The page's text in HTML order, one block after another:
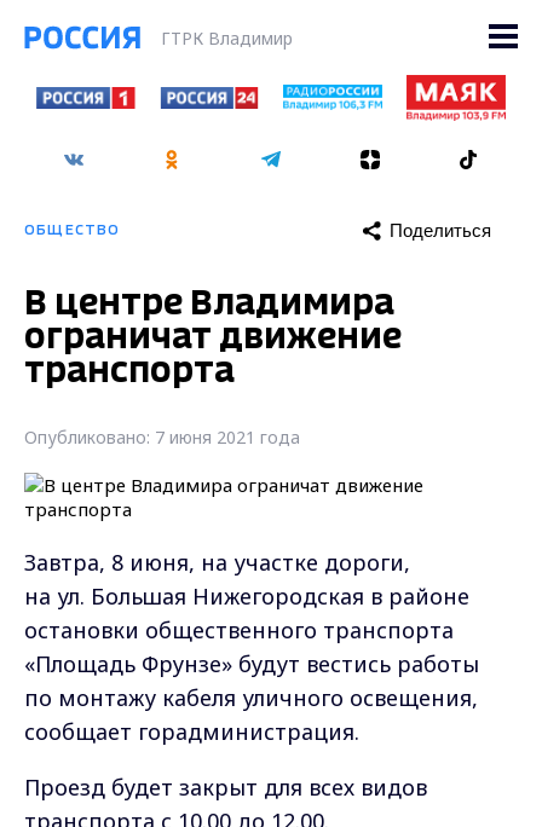
ГТРК Владимир
ОБЩЕСТВО Поделиться
В центре Владимира
ограничат движение
транспорта
Опубликовано: 7 июня 2021 года
Завтра, 8 июня, на участке дороги,
на ул. Большая Нижегородская в районе
остановки общественного транспорта
«Площадь Фрунзе» будут вестись работы
по монтажу кабеля уличного освещения,
сообщает горадминистрация.
Проезд будет закрыт для всех видов
транспорта с 10.00 до 12.00.